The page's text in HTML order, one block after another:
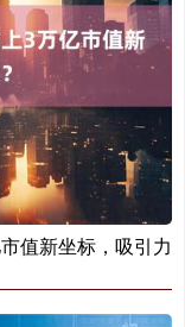
值新坐标，吸引力